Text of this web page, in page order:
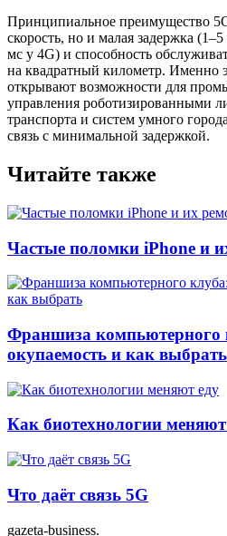
Принципиальное преимущество
скорость, но и малая задержка
мс у 4G) и способность
на квадратный километр. Именно
открывают возможности для
управления роботизированными
транспорта и систем умного
связь с минимальной задержкой.
Читайте также
Частые поломки iPhone и
Франшиза компьютерного
окупаемость и как выбрать
Как биотехнологии меняют
Что даёт связь 5G
gazeta-business.